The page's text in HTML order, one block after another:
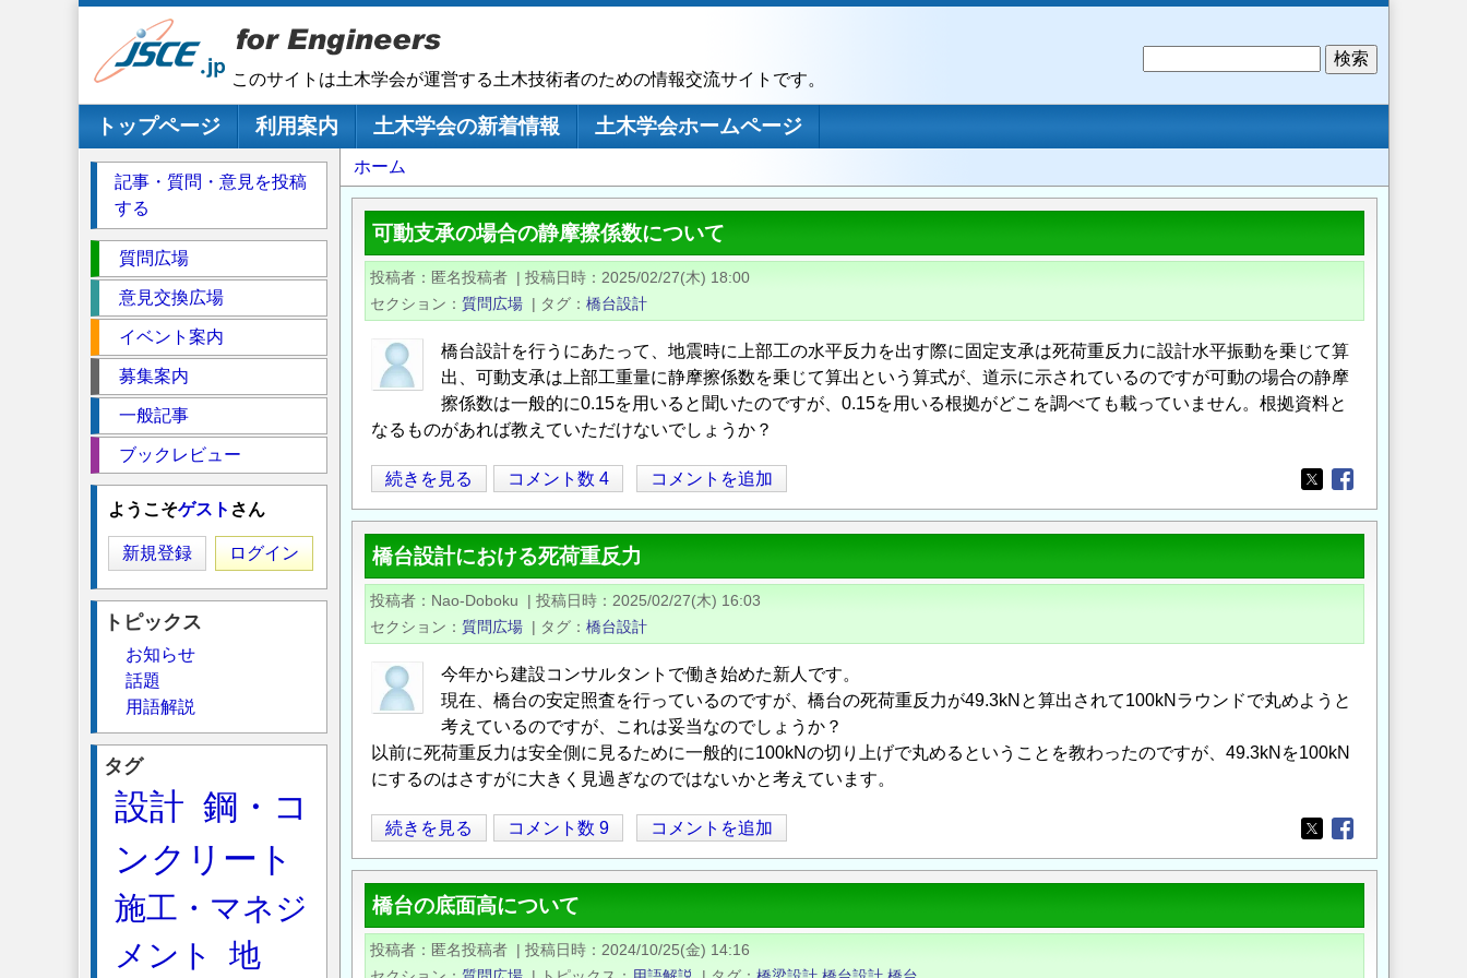
このサイトは土木学会が運営する土木技術者のための情報交流サイトです。
メインナビゲーション
トップページ 利用案内 土木学会の新着情報
土木学会ホームページ
パ
ン
く
ず
ホーム
可動支承の場合の静摩擦係数について
投稿者 匿名投稿者 | 投稿日時
2025/02/27(木) 18:00
セクション
質問広場 | タグ 橋台設計
橋台設計を行うにあたって、地震時に上部工の水平反力を出す際に固定支承は死荷重反力に設計水平振動を乗じて算
出、可動支承は上部工重量に静摩擦係数を乗じて算出という算式が、道示に示されているのですが可動の場合の静摩
擦係数は一般的に0.15を用いると聞いたのですが、0.15を用いる根拠がどこを調べても載っていません。根拠資料と
なるものがあれば教えていただけないでしょうか？
可
動
支
承
の
合
の
静
擦
係
に
つ
い
て
の
続きを見る コメント数 4 コメントを追加
Opens in a new
Opens in a new
橋台設計における死荷重反力
投稿者 Nao-Doboku | 投稿日時
2025/02/27(木) 16:03
セクション
質問広場 | タグ 橋台設計
今年から建設コンサルタントで働き始めた新人です。
現在、橋台の安定照査を行っているのですが、橋台の死荷重反力が49.3kNと算出されて100kNラウンドで丸めようと
考えているのですが、これは妥当なのでしょうか？
以前に死荷重反力は安全側に見るために一般的に100kNの切り上げで丸めるということを教わったのですが、49.3kNを100kN
にするのはさすがに大きく見過ぎなのではないかと考えています。
橋
台
設
計
に
続きを見る コメント数 9 コメントを追加
Opens in a new
Opens in a new
橋台の底面高について
投稿者 匿名投稿者 | 投稿日時
2024/10/25(金) 14:16
記事・質問・意見を投稿
する
ク
シ
質問広場
意見交換広場
イベント案内
募集案内
一般記事
ブックレビュー
ようこそゲスト さん
新規登録 ログイン
トピックス
お知らせ
話題
用語解説
タグ
設計 鋼・コ
ンクリート
施工・マネジ
メント
地